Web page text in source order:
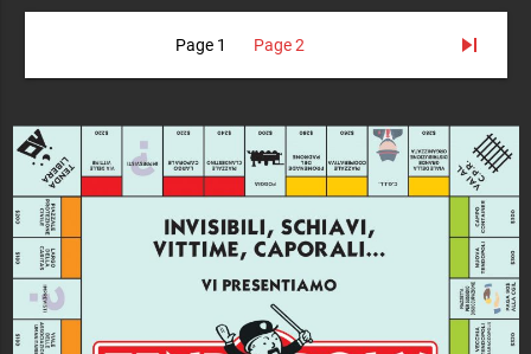
Page 1 Page2 skip_next